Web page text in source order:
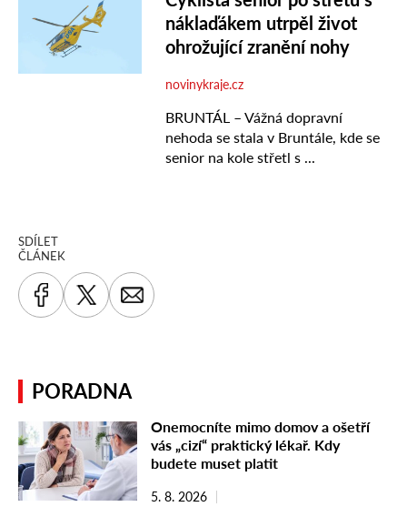
SDÍLET
ČLÁNEK
PORADNA
Onemocníte mimo domov a ošetří
vás „cizí“ praktický lékař. Kdy
budete muset platit
5. 8. 2026